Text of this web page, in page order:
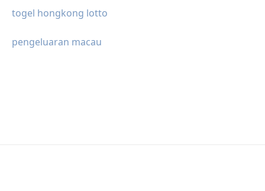
togel hongkong lotto
pengeluaran macau